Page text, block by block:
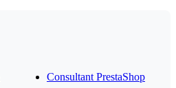
Consultant PrestaShop